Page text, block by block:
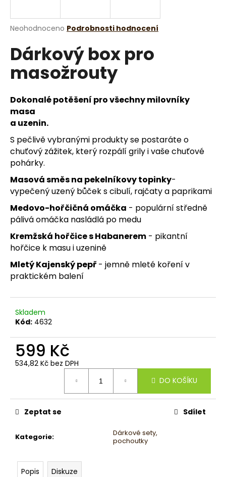
Průměrné
produktu
je
hvězdiček.
Neohodnoceno Podrobnosti hodnocení
Dárkový box pro
masožrouty
Dokonalé potěšení pro všechny milovníky
masa
a uzenin.
S pečlivě vybranými produkty se postaráte o
chuťový zážitek, který rozpálí grily i vaše chuťové
pohárky.
Masová směs na pekelníkovy topinky-
vypečený uzený bůček s cibulí, rajčaty a paprikami
Medovo-hořčičná omáčka - populární středně
pálivá omáčka nasládlá po medu
Kremžská hořčice s Habanerem - pikantní
hořčice k masu i uzenině
Mletý Kajenský pepř - jemně mleté koření v
praktickém balení
Skladem
Kód: 4632
599 Kč
534,82 Kč bez DPH
DO KOŠÍKU
Kategorie:
Dárkové sety,
pochoutky
Zeptat se Sdílet
Popis Diskuze
j
t
?
D
o
p
o
r
u
č
u
j
e
m
e